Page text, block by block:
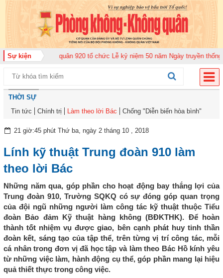
Sự kiện
đoàn Không quân 920 tổ chức Lễ kỷ niệm 50 năm Ngày truyền thống (12-
THỜI SỰ
Tin tức
Chính trị Làm theo lời Bác Chống "Diễn biến hòa bình"
21 giờ:45 phút Thứ ba, ngày 2 tháng 10 , 2018
Lính kỹ thuật Trung đoàn 910 làm
theo lời Bác
Những năm qua, góp phần cho hoạt động bay thắng lợi của
Trung đoàn 910, Trường SQKQ có sự đóng góp quan trọng
của đội ngũ những người làm công tác kỹ thuật thuộc Tiểu
đoàn Bảo đảm Kỹ thuật hàng không (BĐKTHK). Để hoàn
thành tốt nhiệm vụ được giao, bên cạnh phát huy tinh thần
đoàn kết, sáng tạo của tập thể, trên từng vị trí công tác, mỗi
cá nhân trong đơn vị đã học tập và làm theo Bác Hồ kính yêu
từ những việc làm, hành động cụ thể, góp phần mang lại hiệu
quả thiết thực trong công việc.